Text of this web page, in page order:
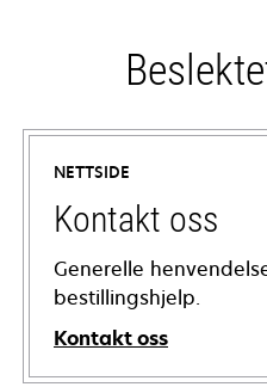
NETTSIDE
Kontakt oss
Generelle
bestillingshjelp.
Kontakt oss